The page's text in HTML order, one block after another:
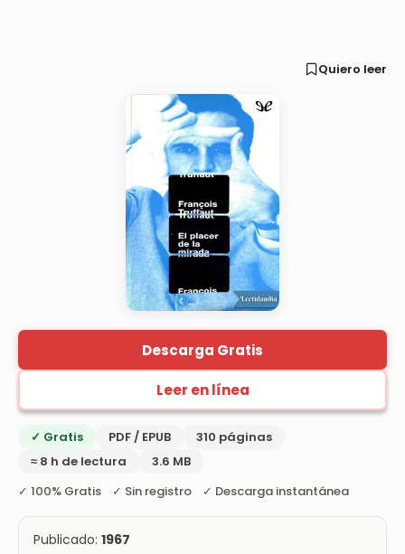
Quiero leer
Descarga Gratis
Leer en línea
✓ Gratis PDF / EPUB
310 páginas
≈ 8 h de lectura
3.6 MB
✓ 100% Gratis ✓ Sin registro ✓ Descarga instantánea
Publicado: 1967